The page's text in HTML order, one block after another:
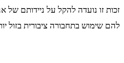
זכות זו נועדה להקל על ניידותם של
להם שימוש בתחבורה ציבורית בזול